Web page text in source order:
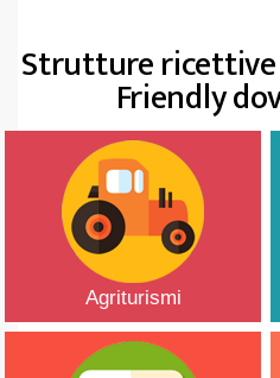
Strutture ricettive
Friendly
Agriturismi